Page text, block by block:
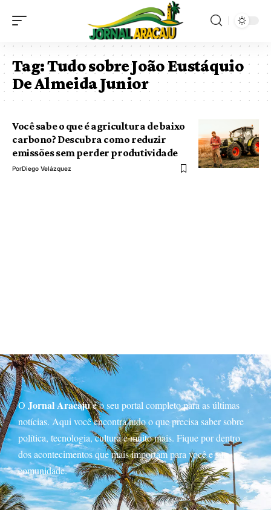
Tag:Tudo sobre João Eustáquio
De Almeida Junior
Você sabe o que é agricultura de baixo
carbono? Descubra como reduzir
emissões sem perder produtividade
PorDiego Velázquez
O Jornal Aracajué o seu portal completo para as últimas
notícias. Aqui você encontra tudo o que precisa saber sobre
política, tecnologia, cultura e muito mais. Fique por dentro
dos acontecimentos que mais importam para você e sua
comunidade.